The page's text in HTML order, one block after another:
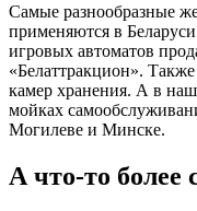
Самые разнообразные
применяются в
игровых автоматов
«Белаттракцион».
камер хранения. А в
мойках
Могилеве и Минске.
А что-то более